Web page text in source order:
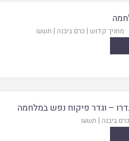
מחניך קדוש | כרם ביבנה | תשעו
– וגדר פיקוח נפש במלחמה
כרם ביבנה | תשעו